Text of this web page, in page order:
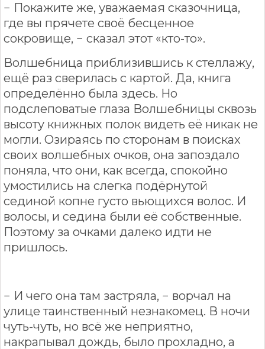
− Покажите же, уважаемая сказочница,
где вы прячете своё бесценное
сокровище, − сказал этот «кто-то».
Волшебница приблизившись к стеллажу,
ещё раз сверилась с картой. Да, книга
определённо была здесь. Но
подслеповатые глаза Волшебницы сквозь
высоту книжных полок видеть её никак не
могли. Озираясь по сторонам в поисках
своих волшебных очков, она запоздало
поняла, что они, как всегда, спокойно
умостились на слегка подёрнутой
сединой копне густо вьющихся волос. И
волосы, и седина были её собственные.
Поэтому за очками далеко идти не
пришлось.
− И чего она там застряла, − ворчал на
улице таинственный незнакомец. В ночи
чуть-чуть, но всё же неприятно,
накрапывал дождь, было прохладно, а